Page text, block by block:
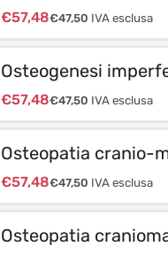
€57,48€47,50 IVA esclusa
Osteogenesi
€57,48€47,50 IVA esclusa
Osteopatia cranio-
€57,48€47,50 IVA esclusa
Osteopatia